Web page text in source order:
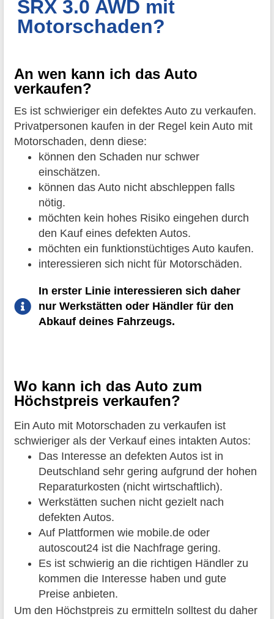
SRX 3.0 AWD mit
Motorschaden?
An wen kann ich das Auto
verkaufen?
Es ist schwieriger ein defektes Auto zu verkaufen.
Privatpersonen kaufen in der Regel kein Auto mit
Motorschaden, denn diese:
können den Schaden nur schwer
einschätzen.
können das Auto nicht abschleppen falls
nötig.
möchten kein hohes Risiko eingehen durch
den Kauf eines defekten Autos.
möchten ein funktionstüchtiges Auto kaufen.
interessieren sich nicht für Motorschäden.
In erster Linie interessieren sich daher
nur Werkstätten oder Händler für den
Abkauf deines Fahrzeugs.
Wo kann ich das Auto zum
Höchstpreis verkaufen?
Ein Auto mit Motorschaden zu verkaufen ist
schwieriger als der Verkauf eines intakten Autos:
Das Interesse an defekten Autos ist in
Deutschland sehr gering aufgrund der hohen
Reparaturkosten (nicht wirtschaftlich).
Werkstätten suchen nicht gezielt nach
defekten Autos.
Auf Plattformen wie mobile.de oder
autoscout24 ist die Nachfrage gering.
Es ist schwierig an die richtigen Händler zu
kommen die Interesse haben und gute
Preise anbieten.
Um den Höchstpreis zu ermitteln solltest du daher